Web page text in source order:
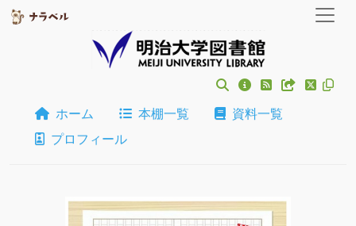
ホーム 本棚一覧
資料一覧
プロフィール